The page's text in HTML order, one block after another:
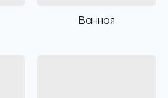
Ванная